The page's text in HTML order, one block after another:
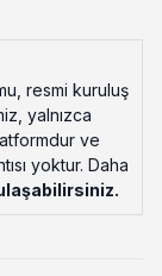
resmi kuruluş
yalnızca
ve
yoktur. Daha
.